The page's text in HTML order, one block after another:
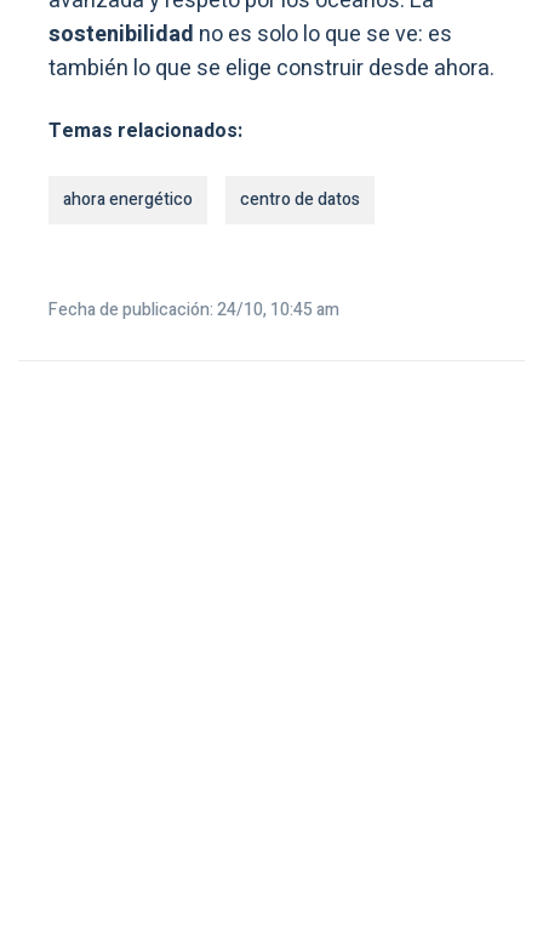
sostenibilidad no es solo lo que se ve: es
también lo que se elige construir desde ahora.
Temas relacionados:
ahora energético centro de datos
Fecha de publicación: 24/10, 10:45 am